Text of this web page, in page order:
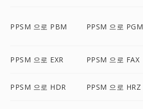
PPSM 으로 PBM PPSM 으로 PGM
PPSM 으로 EXR PPSM 으로 FAX
PPSM 으로 HDR PPSM 으로 HRZ